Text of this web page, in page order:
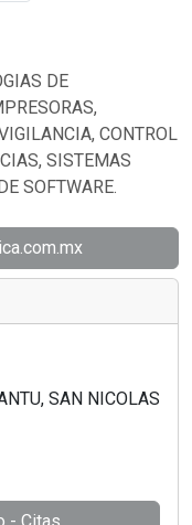
DE
CONTROL
SISTEMAS
SOFTWARE.
SAN NICOLAS